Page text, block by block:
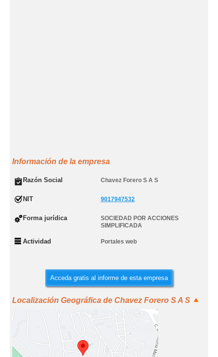
Información de la empresa
Razón Social Chavez Forero S A S
NIT 9017947532
Forma jurídica
SOCIEDAD POR ACCIONES
SIMPLIFICADA
Actividad Portales web
Acceda gratis al informe de esta empresa
Localización Geográfica de Chavez Forero S A S